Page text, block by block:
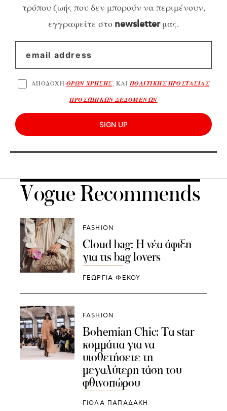
τρόπου ζωής που δεν μπορούν να περιμένουν,
εγγραφείτε στο newsletterμας.
ΑΠΟΔΟΧΗ ΟΡΩΝ ΧΡΗΣΗΣ, ΚΑΙ ΠΟΛΙΤΙΚΗΣ ΠΡΟΣΤΑΣΙΑΣ
ΠΡΟΣΩΠΙΚΩΝ ΔΕΔΟΜΕΝΩΝ
SIGN UP
Vogue Recommends
FASHION
Cloud bag: Η νέα άφιξη
για τις bag lovers
ΓΕΩΡΓΙΑ ΦΕΚΟΥ
FASHION
Bohemian Chic: Τα star
κομμάτια για να
υιοθετήσετε τη
μεγαλύτερη τάση του
φθινοπώρου
ΓΙΌΛΑ ΠΑΠΑΔΆΚΗ